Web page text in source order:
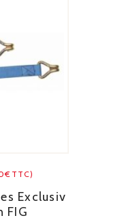
Exclusiv
FIG